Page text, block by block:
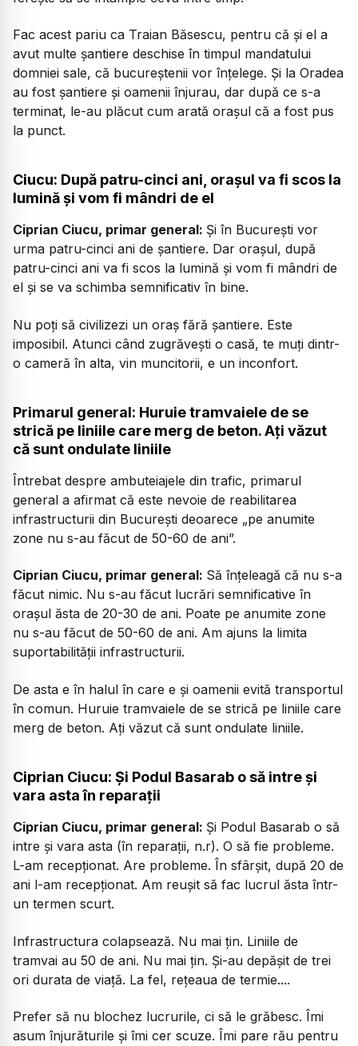
Fac acest pariu ca Traian Băsescu, pentru că și el a
avut multe șantiere deschise în timpul mandatului
domniei sale, că bucureștenii vor înțelege. Și la Oradea
au fost șantiere și oamenii înjurau, dar după ce s-a
terminat, le-au plăcut cum arată orașul că a fost pus
la punct.
Ciucu: După patru-cinci ani, orașul va fi scos la
lumină și vom fi mândri de el
Ciprian Ciucu, primar general: Și în București vor
urma patru-cinci ani de șantiere. Dar orașul, după
patru-cinci ani va fi scos la lumină și vom fi mândri de
el și se va schimba semnificativ în bine.
Nu poți să civilizezi un oraș fără șantiere. Este
imposibil. Atunci când zugrăvești o casă, te muți dintr-
o cameră în alta, vin muncitorii, e un inconfort.
Primarul general: Huruie tramvaiele de se
strică pe liniile care merg de beton. Ați văzut
că sunt ondulate liniile
Întrebat despre ambuteiajele din trafic, primarul
general a afirmat că este nevoie de reabilitarea
infrastructurii din București deoarece „pe anumite
zone nu s-au făcut de 50-60 de ani”.
Ciprian Ciucu, primar general: Să înțeleagă că nu s-a
făcut nimic. Nu s-au făcut lucrări semnificative în
orașul ăsta de 20-30 de ani. Poate pe anumite zone
nu s-au făcut de 50-60 de ani. Am ajuns la limita
suportabilității infrastructurii.
De asta e în halul în care e și oamenii evită transportul
în comun. Huruie tramvaiele de se strică pe liniile care
merg de beton. Ați văzut că sunt ondulate liniile.
Ciprian Ciucu: Și Podul Basarab o să intre și
vara asta în reparații
Ciprian Ciucu, primar general: Și Podul Basarab o să
intre și vara asta (în reparații, n.r). O să fie probleme.
L-am recepționat. Are probleme. În sfârșit, după 20 de
ani l-am recepționat. Am reușit să fac lucrul ăsta într-
un termen scurt.
Infrastructura colapsează. Nu mai țin. Liniile de
tramvai au 50 de ani. Nu mai țin. Și-au depășit de trei
ori durata de viață. La fel, rețeaua de termie....
Prefer să nu blochez lucrurile, ci să le grăbesc. Îmi
asum înjurăturile și îmi cer scuze. Îmi pare rău pentru